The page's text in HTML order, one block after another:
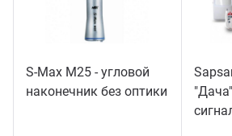
S-Max M25 - угловой
наконечник без оптики